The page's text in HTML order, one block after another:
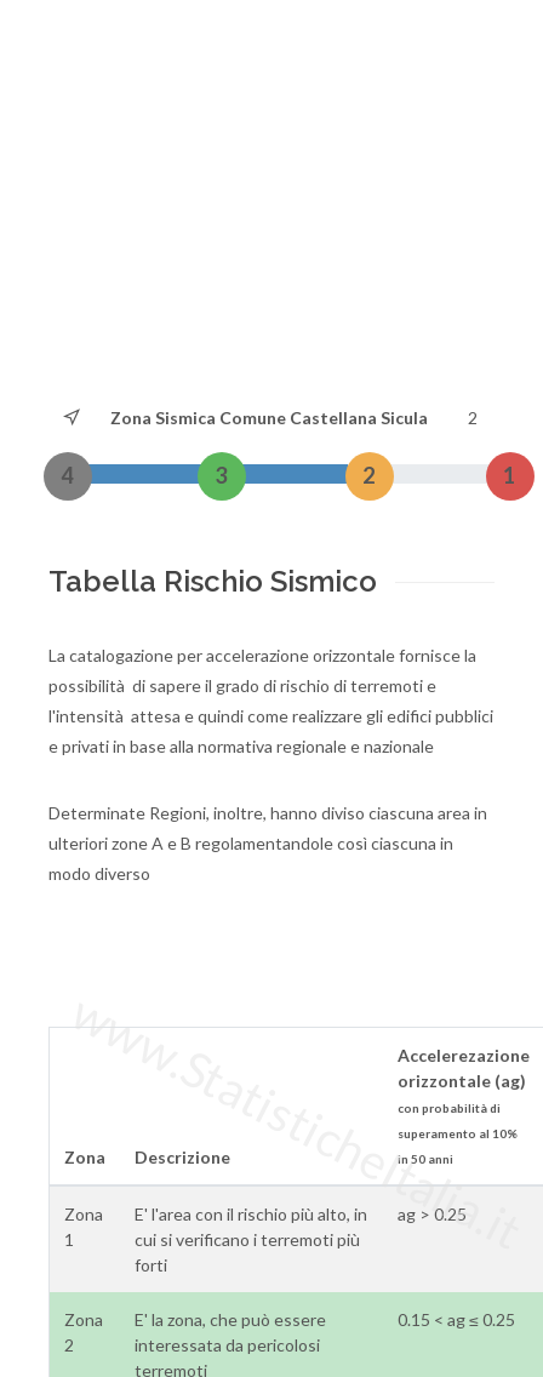
Zona Sismica Comune Castellana Sicula 2
4 3 2 1
Tabella Rischio Sismico
La catalogazione per accelerazione orizzontale fornisce la
possibilità di sapere il grado di rischio di terremoti e
l'intensità attesa e quindi come realizzare gli edifici pubblici
e privati in base alla normativa regionale e nazionale
Determinate Regioni, inoltre, hanno diviso ciascuna area in
ulteriori zone A e B regolamentandole così ciascuna in
modo diverso
Zona Descrizione
Accelerezazione
orizzontale (ag)
con probabilità di
superamento al 10%
in 50 anni
Zona
1
E' l'area con il rischio più alto, in
cui si verificano i terremoti più
forti
ag > 0.25
Zona
2
E' la zona, che può essere
interessata da pericolosi
terremoti
0.15 < ag ≤ 0.25
www.StatisticheItalia.it